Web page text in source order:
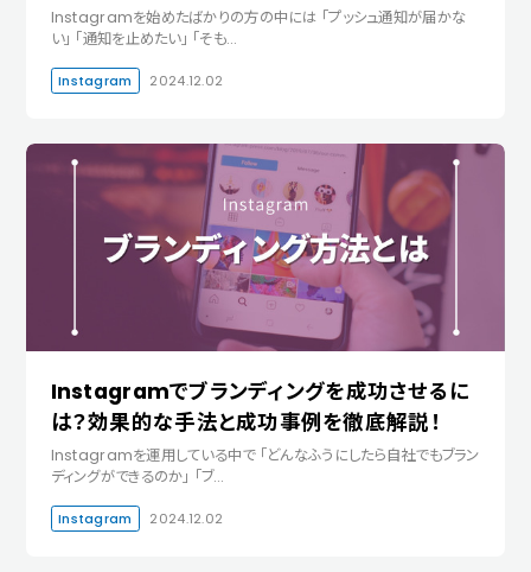
Instagramを始めたばかりの方の中には 「プッシュ通知が届かな
い」 「通知を止めたい」 「そも…
Instagram 2024.12.02
Instagramでブランディングを成功させるに
は？効果的な手法と成功事例を徹底解説！
Instagramを運用している中で 「どんなふうにしたら自社でもブラン
ディングができるのか」 「ブ…
Instagram 2024.12.02